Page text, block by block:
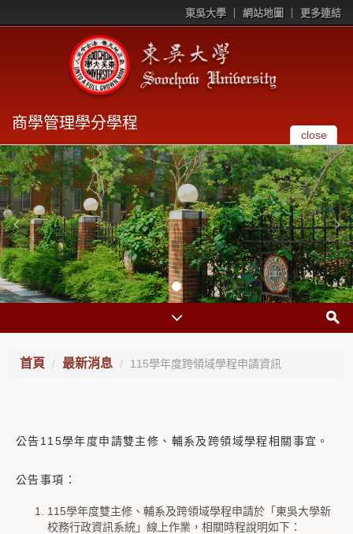
東吳大學 網站地圖 更多連結
商學管理學分學程
close
首頁 最新消息 115學年度跨領域學程申請資訊
公告115學年度申請雙主修、輔系及跨領域學程相關事宜。
公告事項：
115學年度雙主修、輔系及跨領域學程申請於「東吳大學新
校務行政資訊系統」線上作業，相關時程說明如下：